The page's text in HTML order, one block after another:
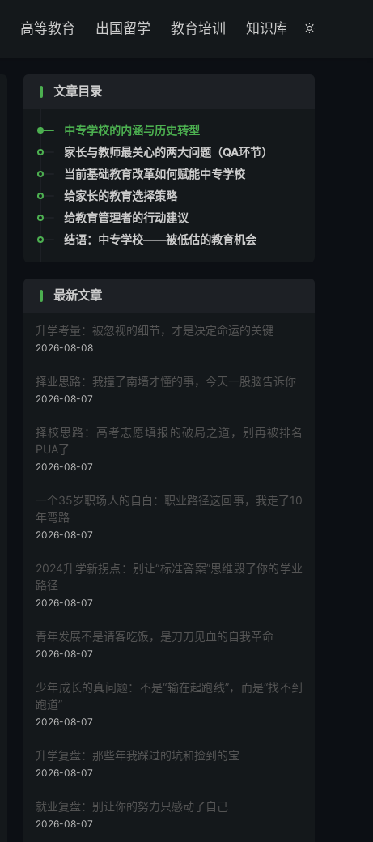

高等教育 出国留学 教育培训 知识库
文章目录
中专学校的内涵与历史转型
家长与教师最关心的两大问题（QA环节）
当前基础教育改革如何赋能中专学校
给家长的教育选择策略
给教育管理者的行动建议
结语：中专学校——被低估的教育机会
最新文章
升学考量：被忽视的细节，才是决定命运的关键
2026-08-08
择业思路：我撞了南墙才懂的事，今天一股脑告诉你
2026-08-07
择校思路：高考志愿填报的破局之道，别再被排名
PUA了
2026-08-07
一个35岁职场人的自白：职业路径这回事，我走了10
年弯路
2026-08-07
2024升学新拐点：别让“标准答案”思维毁了你的学业
路径
2026-08-07
青年发展不是请客吃饭，是刀刀见血的自我革命
2026-08-07
少年成长的真问题：不是“输在起跑线”，而是“找不到
跑道”
2026-08-07
升学复盘：那些年我踩过的坑和捡到的宝
2026-08-07
就业复盘：别让你的努力只感动了自己
2026-08-07